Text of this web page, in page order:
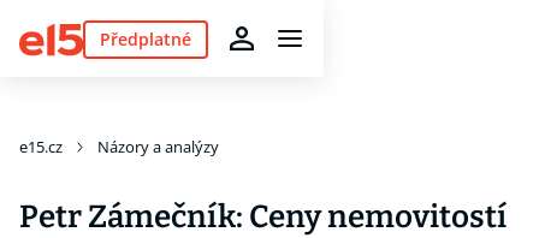
Předplatné
e15.cz Názory a analýzy
Petr Zámečník: Ceny nemovitostí